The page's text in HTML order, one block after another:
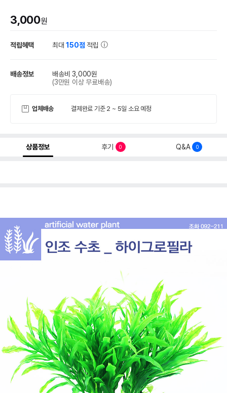
3,000원
적립혜택 최대150점 적립
배송정보
배송비 3,000원
(3만원 이상 무료배송)
업체배송 결제완료 기준 2 ~ 5일 소요 예정
상품정보 후기 0 Q&A 0